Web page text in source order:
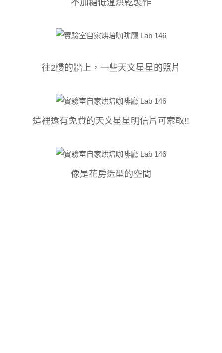
不加糖低溫烘乾製作
往2樓的牆上，一些天文星星的照片
這裡還有免費的天文星星明信片可索取!!
像是花房造型的空間